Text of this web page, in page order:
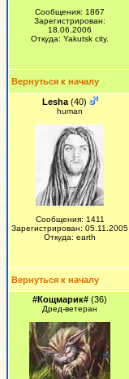
Сообщения: 1867
Зарегистрирован:
18.06.2006
Откуда: Yakutsk city.
Вернуться к началу
Lesha(40)
human
Сообщения: 1411
Зарегистрирован: 05.11.2005
Откуда: earth
Вернуться к началу
#Кощмарик# (36)
Дред-ветеран